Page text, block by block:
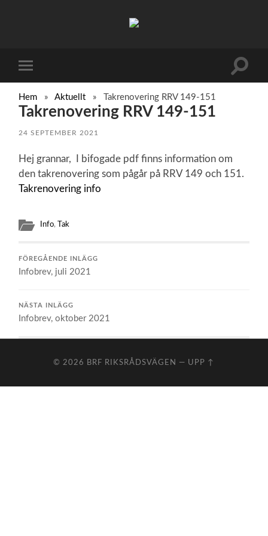
på/av
mobilmeny
Slå
Hem »Aktuellt » Takrenovering RRV 149-151
Takrenovering RRV 149-151
24 SEPTEMBER 2021
Hej grannar, I bifogade pdf finns information om
den takrenovering som pågår på RRV 149 och 151.
Takrenovering info
Info, Tak
FÖREGÅENDE INLÄGG
Infobrev, juli 2021
NÄSTA INLÄGG
Infobrev, oktober 2021
© 2026 BRF RIKSRÅDSVÄGEN — UPP ↑